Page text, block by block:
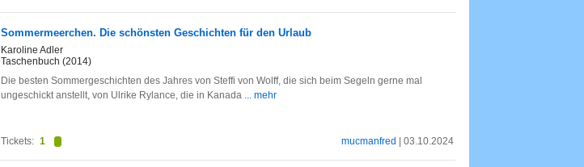
Sommermeerchen. Die schönsten Geschichten für den Urlaub
Karoline Adler
Taschenbuch (2014)
Die besten Sommergeschichten des Jahres von Steffi von Wolff, die sich beim Segeln gerne mal
ungeschickt anstellt, von Ulrike Rylance, die in Kanada ... mehr
mucmanfred | 03.10.2024
Tickets: 1